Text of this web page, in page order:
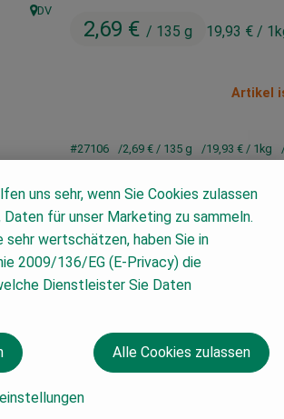
2,69 € / 135 g 19,93 € /
, Herkunft:
DV
Artikel
#27106 2,69 € / 135 g 19,93 € / 1kg
uns sehr, wenn Sie Cookies zulassen
für unser Marketing zu sammeln.
sehr wertschätzen, haben Sie in
2009/136/EG (E-Privacy) die
Dienstleister Sie Daten
Alle Cookies zulassen